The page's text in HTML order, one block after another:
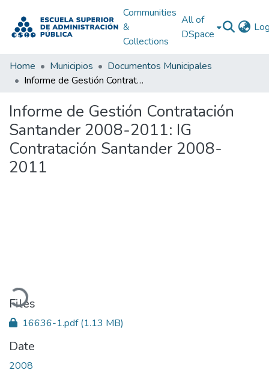
Communities
&
Collections
All of
DSpace
Home Municipios
Documentos Municipales
Informe de Gestión Contratación Santander 2008-2011: IG Contratación Santander 2008-2011
Informe de Gestión Contratación
Santander 2008-2011: IG
Contratación Santander 2008-
2011
Files
16636-1.pdf(1.13 MB)
Date
2008